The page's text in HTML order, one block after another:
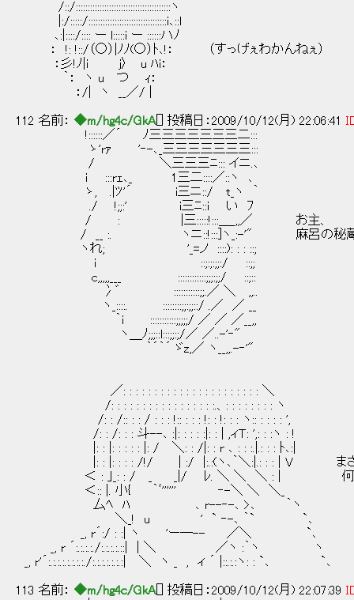
/::/::::::::::::::::::::::::::::::::::::::::ヽ
|:/:::::/:::::::::::::::::::::::::::::::::i､::l
､:|::::/:::: ー l:::::i ー ::::::ハﾉ
： !: !::/（○）|ﾉﾉ(○）ﾄ､!： （すっげぇわかんねぇ）
：彡!ﾉ|i ｊ〉 u ﾊi：
｀： ヽ u つ ｨ：
：/| ヽ __／/ |
112 名前： ◆m/hg4c/GkA[] 投稿日：2009/10/12(月) 22:06:41
!::::::／´ ﾉ三三三三三三三二:::
ゝ'rｧ '‐-､_三三三三三三三:::
/ ＼三三三ﾆ::: イニ.､
i :::rｪ､_ 1三二::::／::ヽ ､
ゝ, .|ﾂ'´ i三ニ::/ t_ヽ ｀
./ !;;:' i三ﾆ::i い ﾌ
/ : |三:::::!:::＿_,,／ お主、
/ __ :. ヽニ::!:::]ヽ_:-'" 麻呂の秘蔵を横流
ヽれ; '_=ノ ::::): : : ::;
i ::;:;:;;:/ ::;;
c,,,,,___ ::::::::::::;;;:;;/ ::;::
冫゛ :::::::::::;;.／ ＼ ,,..
ヽ_::::. ::::::::;;:;;::/ .／ ／ __
｀i :::::::::::;;;;;/ ／ ／ ／__,,
ヽ＿ﾉ;;;::l:::;;:;/／ ／..-'‐"
｀´｀´ ゞz,／ ヽ__,,.-‐'"
／: : : : : : : : : : : : : : : : : : : : : : ＼
/: : : : : : : : : : : : : : : : :.、: : : : : : : : ヽ
/: : /:: : : / : : : !:: : : : !: : !: : : ヽ:: : : : : ',
/: : /: : : 斗--､ :|: : : : :|: : | ,ィＴ: ',: : :ヽ : !
|: : |: : : : : |: / ＼: : /|: : r ､ : : :.|.: : : ﾄ､:|
|: : |: : : : /!/ | :/ |:.:(ヽ､｀＼:|.: : : | V ま
＜ : ｣_: : / _ _|/ ﾚ. ＼ ＼ ＼ : | 何か証
＜:: |. 小{ ｀ﾞ'''''' ‐-＼ ＼ ＼_
厶ﾍ ﾊ ､ r--‐-､ >､ ｀ヽ
＼_! u ' ` ‐-､ ｀` `､
_, r´:/ : :| ヽ 'ー―-- ／＼ `､
_, r ´:.:.:.:./:.:.:.:.::| | ＼ ／ヽ :｀ヽ ヽ
_, r'´:.:.:.:.:.:.:.:./:.:.:.:.:.:.:| ＼ ヽ _ , ィ ´ |::.:.:ヽ: : `､ `､
113 名前： ◆m/hg4c/GkA[] 投稿日：2009/10/12(月) 22:07:39